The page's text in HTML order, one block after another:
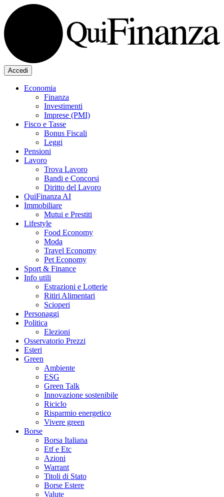
Accedi
Economia
Finanza
Investimenti
Imprese (PMI)
Fisco e Tasse
Bonus Fiscali
Leggi
Pensioni
Lavoro
Trova Lavoro
Bandi e Concorsi
Diritto del Lavoro
QuiFinanza AI
Immobiliare
Mutui e Prestiti
Lifestyle
Food Economy
Moda
Travel Economy
Pet Economy
Sport & Finance
Info utili
Estrazioni e Lotterie
Ritiri Alimentari
Scioperi
Personaggi
Politica
Elezioni
Osservatorio Prezzi
Esteri
Green
Ambiente
ESG
Green Talk
Innovazione sostenibile
Riciclo
Risparmio energetico
Vivere green
Borse
Borsa Italiana
Etf e Etc
Azioni
Warrant
Titoli di Stato
Borse Estere
Valute